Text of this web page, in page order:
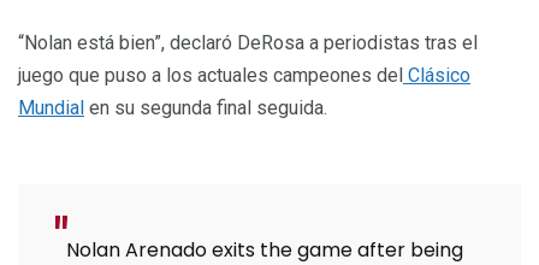
“Nolan está bien”, declaró DeRosa a periodistas tras el
juego que puso a los actuales campeones del Clásico
Mundial en su segunda final seguida.
Nolan Arenado exits the game after being